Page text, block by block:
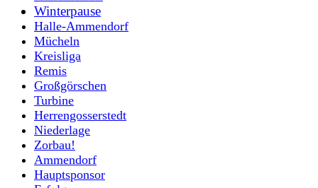
Winterpause
Halle-Ammendorf
Mücheln
Kreisliga
Remis
Großgörschen
Turbine
Herrengosserstedt
Niederlage
Zorbau!
Ammendorf
Hauptsponsor